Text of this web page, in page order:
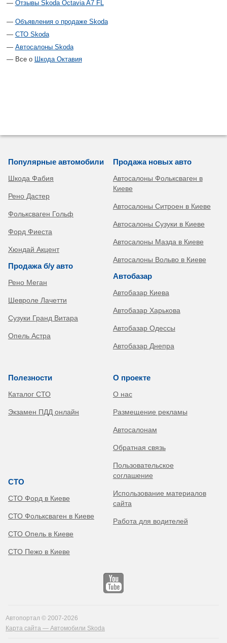
Отзывы Skoda Octavia A7 FL
Объявления о продаже Skoda
СТО Skoda
Автосалоны Skoda
Все о Шкода Октавия
Популярные автомобили
Шкода Фабия
Рено Дастер
Фольксваген Гольф
Форд Фиеста
Хюндай Акцент
Продажа б/у авто
Рено Меган
Шевроле Лачетти
Сузуки Гранд Витара
Опель Астра
Продажа новых авто
Автосалоны Фольксваген в
Киеве
Автосалоны Ситроен в Киеве
Автосалоны Сузуки в Киеве
Автосалоны Мазда в Киеве
Автосалоны Вольво в Киеве
Автобазар
Автобазар Киева
Автобазар Харькова
Автобазар Одессы
Автобазар Днепра
Полезности
Каталог СТО
Экзамен ПДД онлайн
СТО
СТО Форд в Киеве
СТО Фольксваген в Киеве
СТО Опель в Киеве
СТО Пежо в Киеве
О проекте
О нас
Размещение рекламы
Автосалонам
Обратная связь
Пользовательское
соглашение
Использование материалов
сайта
Работа для водителей
Автопортал © 2007-2026
Карта сайта — Автомобили Skoda